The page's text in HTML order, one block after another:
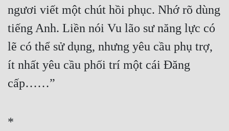
ngươi viết một chút hồi phục. Nhớ rõ dùng
tiếng Anh. Liền nói Vu lão sư năng lực có
lẽ có thể sử dụng, nhưng yêu cầu phụ trợ,
ít nhất yêu cầu phối trí một cái Đăng
cấp……”
*